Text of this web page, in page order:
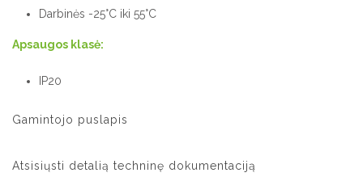
Darbinės -25°C iki 55°C
Apsaugos klasė:
IP20
Gamintojo puslapis
Atsisiųsti detalią techninę dokumentaciją